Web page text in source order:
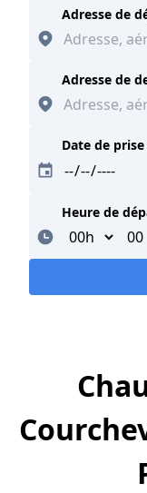
Adresse de
Adresse de
Date de
Heure de
Minutes